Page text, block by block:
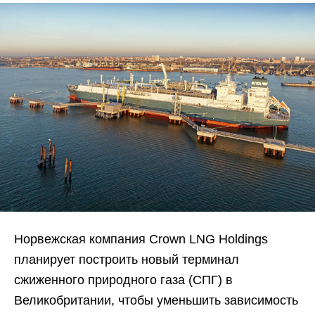
Норвежская компания Crown LNG Holdings
планирует построить новый терминал
сжиженного природного газа (СПГ) в
Великобритании, чтобы уменьшить зависимость